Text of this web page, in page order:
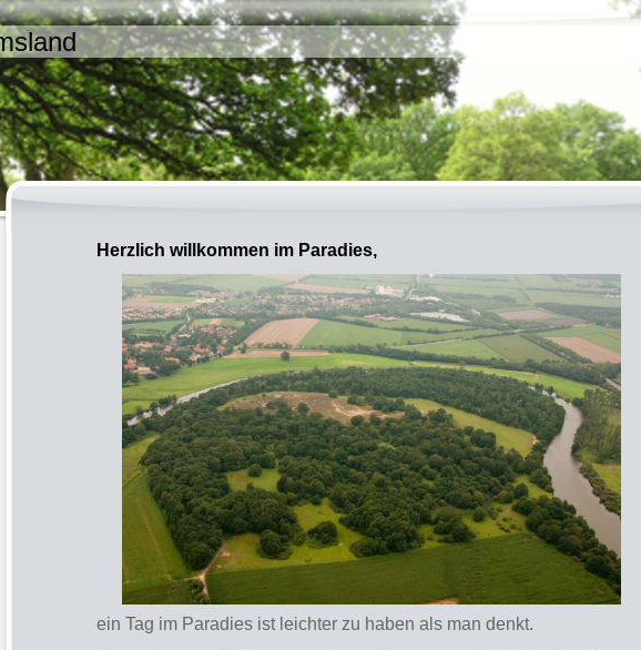
Herzlich willkommen im Paradies,
ein Tag im Paradies ist leichter zu haben als man denkt.